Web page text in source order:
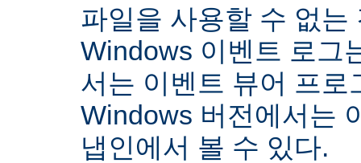
파일을 사용할 수 없는
Windows 이벤트 로그
서는 이벤트 뷰어 프로
Windows 버전에서는
냅인에서 볼 수 있다.